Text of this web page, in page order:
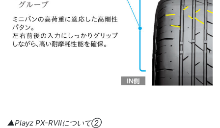
▲Playz PX-RVⅡについて②